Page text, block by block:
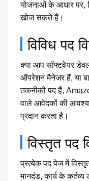
योजनाओं के आधार पर,
खोज सकते हैं।
विविध पद
क्या आप सॉफ्टवेयर
ऑपरेशन मैनेजर हैं, या
तकनीकी पद हैं,
वाले आवेदकों की
प्रदान करता है।
विस्तृत पद
प्रत्येक पद पेज में
मानदंड, कार्य के